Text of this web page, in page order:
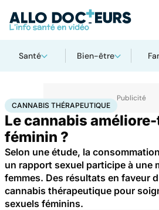
Santé Bien-être
AccueilSantéCannabis thérapeutique
CANNABIS THÉRAPEUTIQUE
Le cannabis
féminin ?
Selon une étude, la
un rapport sexuel participe à une
femmes. Des résultats en faveur
cannabis thérapeutique pour
sexuels féminins.